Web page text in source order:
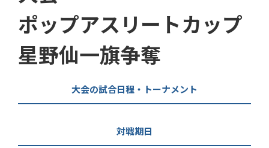
ポップアスリートカップ
星野仙一旗争奪
大会の試合日程・トーナメント
対戦期日